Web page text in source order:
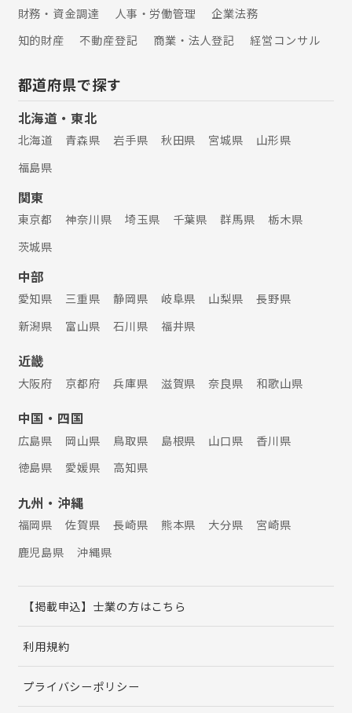
財務・資金調達
人事・労働管理
企業法務
知的財産
不動産登記 商業・法人登記 経営コンサル
都道府県で探す
北海道・東北
北海道 青森県 岩手県 秋田県 宮城県
山形県
福島県
関東
東京都 神奈川県 埼玉県 千葉県 群馬県
栃木県
茨城県
中部
愛知県 三重県 静岡県 岐阜県 山梨県
長野県
新潟県
富山県 石川県 福井県
近畿
大阪府 京都府 兵庫県 滋賀県 奈良県 和歌山県
中国・四国
広島県 岡山県 鳥取県 島根県 山口県
香川県
徳島県
愛媛県 高知県
九州・沖縄
福岡県 佐賀県 長崎県 熊本県 大分県
宮崎県
鹿児島県
沖縄県
【掲載申込】士業の方はこちら
利用規約
プライバシーポリシー